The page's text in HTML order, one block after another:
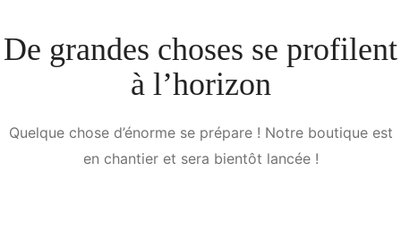
De grandes choses se profilent
à l’horizon
Quelque chose d’énorme se prépare ! Notre boutique est
en chantier et sera bientôt lancée !